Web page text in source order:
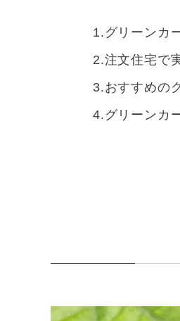
グリーンカ
注文住宅で
おすすめの
グリーンカ